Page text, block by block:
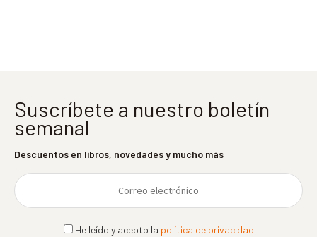
Suscríbete a nuestro boletín
semanal
Descuentos en libros, novedades y mucho más
He leído y acepto la política de privacidad